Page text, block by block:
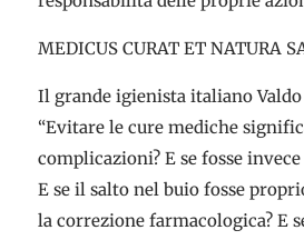
MEDICUS CURAT ET NATURA
Il grande igienista italiano Valdo
“Evitare le cure mediche
complicazioni? E se fosse
E se il salto nel buio fosse
la correzione farmacologica? E